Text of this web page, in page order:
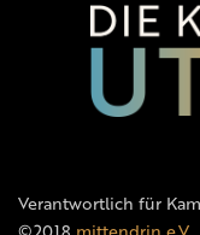
Verantwortlich für